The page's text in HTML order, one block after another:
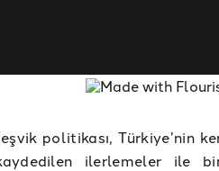
politikası, Türkiye’nin
ilerlemeler ile